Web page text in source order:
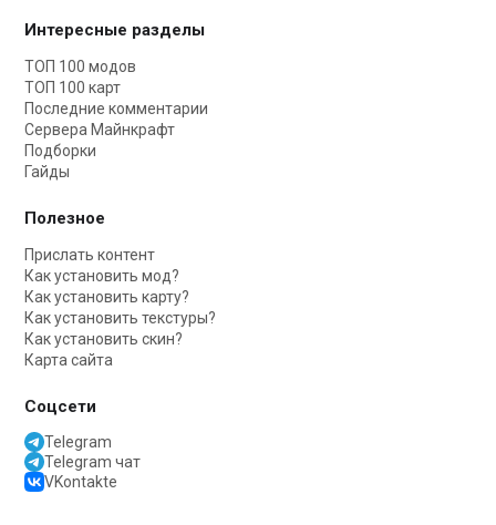
Интересные разделы
ТОП 100 модов
ТОП 100 карт
Последние комментарии
Сервера Майнкрафт
Подборки
Гайды
Полезное
Прислать контент
Как установить мод?
Как установить карту?
Как установить текстуры?
Как установить скин?
Карта сайта
Соцсети
Telegram
Telegram чат
VKontakte